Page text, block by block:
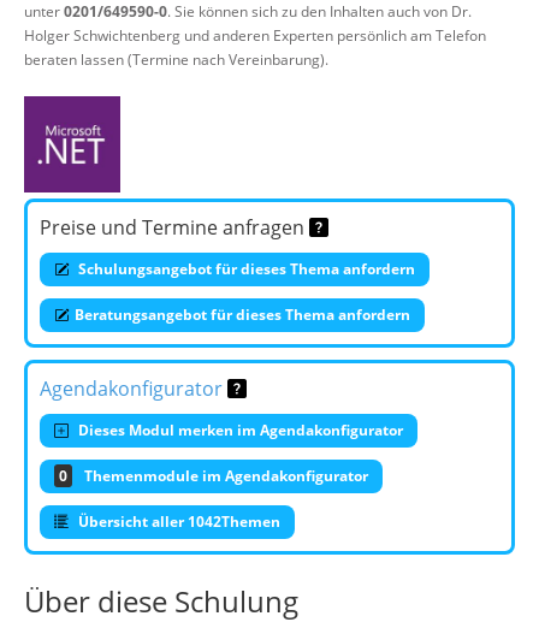
unter0201/649590-0. Sie können sich zu den Inhalten auch von Dr.
Holger Schwichtenberg und anderen Experten persönlich am Telefon
beraten lassen (Termine nach Vereinbarung).
Preise und Termine anfragen
Schulungsangebot für dieses Thema anfordern
Beratungsangebot für dieses Thema anfordern
Agendakonfigurator
Dieses Modul merken im Agendakonfigurator
0 Themenmodule im Agendakonfigurator
Übersicht aller 1042Themen
Über diese Schulung